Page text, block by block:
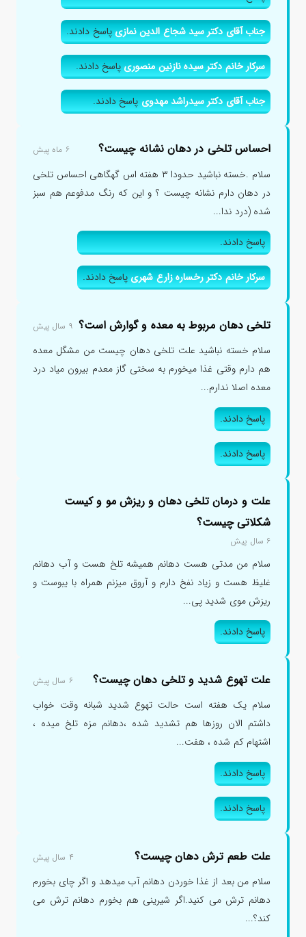
جناب آقای دکتر سید شجاع الدین نمازیپاسخ دادند.
سرکار خانم دکتر سیده نازنین منصوریپاسخ دادند.
جناب آقای دکتر سیدراشد مهدویپاسخ دادند.
احساس تلخی در دهان نشانه چیست؟ ۶ ماه پیش
سلام .خسته نباشید حدودا ۳ هفته اس گهگاهی احساس تلخی
در دهان دارم نشانه چیست ؟ و این که رنگ مدفوعم هم سبز
شده (درد ندا...
پاسخ دادند.
سرکار خانم دکتر رخساره زارع شهریپاسخ دادند.
تلخی دهان مربوط به معده و گوارش است؟ ۹ سال پیش
سلام خسته نباشید علت تلخی دهان چیست من مشگل معده
هم دارم وقتی غذا میخورم به سختی گاز معدم بیرون میاد درد
معده اصلا ندارم...
پاسخ دادند.
پاسخ دادند.
علت و درمان تلخی دهان و ریزش مو و کیست
شکلاتی چیست؟
۶ سال پیش
سلام من مدتی هست دهانم همیشه تلخ هست و آب دهانم
غلیظ هست و زیاد نفخ دارم و آروق میزنم همراه با یبوست و
ریزش موی شدید پی...
پاسخ دادند.
علت تهوع شدید و تلخی دهان چیست؟ ۶ سال پیش
سلام یک هفته است حالت تهوع شدید شبانه وقت خواب
داشتم الان روزها هم تشدید شده ،دهانم مزه تلخ میده ،
اشتهام کم شده ، هفت...
پاسخ دادند.
پاسخ دادند.
علت طعم ترش دهان چیست؟ ۴ سال پیش
سلام من بعد از غذا خوردن دهانم آب میدهد و اگر چای بخورم
دهانم ترش می کنید.اگر شیرینی هم بخورم دهانم ترش می
کند؟...